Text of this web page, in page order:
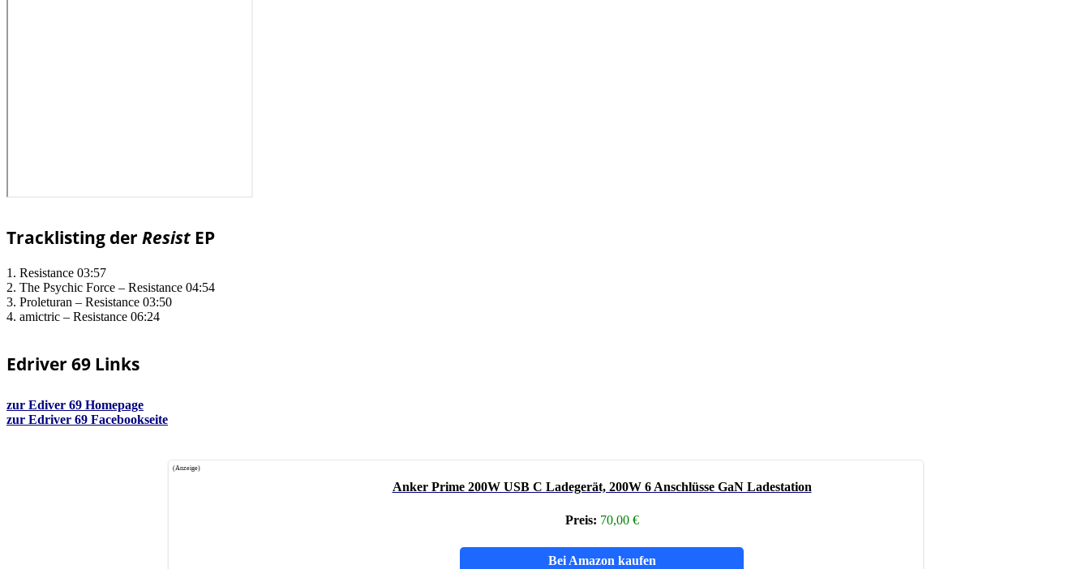
Tracklisting der Resist EP
1. Resistance 03:57
2. The Psychic Force – Resistance 04:54
3. Proleturan – Resistance 03:50
4. amictric – Resistance 06:24
Edriver 69 Links
zur Ediver 69 Homepage
zur Edriver 69 Facebookseite
(Anzeige)
Anker Prime 200W USB C Ladegerät, 200W 6 Anschlüsse GaN Ladestation
Preis: 70,00 €
Bei Amazon kaufen